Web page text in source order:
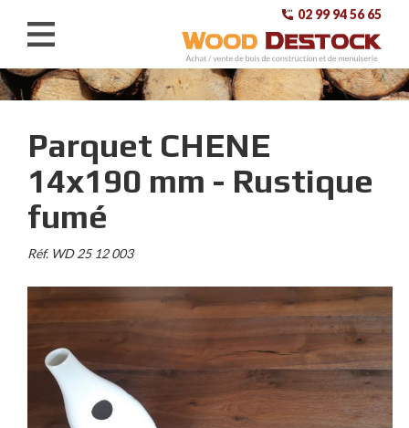
ACHETEZ
VENDEZ
CONTACT
A PROPOS
02 99 94 56 65
Parquet CHENE
14x190 mm - Rustique
fumé
Réf. WD 25 12 003